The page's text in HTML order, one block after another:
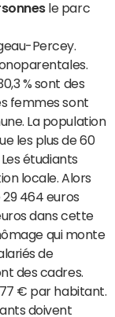
le parc
Percey.
% sont des
femmes sont
La population
les plus de 60
étudiants
locale. Alors
464 euros
dans cette
qui monte
de
des cadres.
€ par habitant.
doivent